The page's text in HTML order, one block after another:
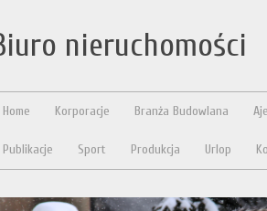
nieruchomości
Home Korporacje Branża Budowlana
Publikacje Sport Produkcja Urlop